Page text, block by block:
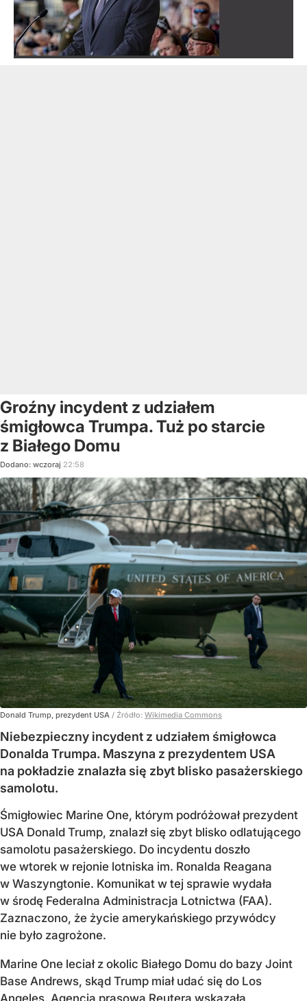
Groźny incydent z udziałem
śmigłowca Trumpa. Tuż po starcie
z Białego Domu
Dodano: wczoraj 22:58
Donald Trump, prezydent USA / Źródło: Wikimedia Commons
Niebezpieczny incydent z udziałem śmigłowca
Donalda Trumpa. Maszyna z prezydentem USA
na pokładzie znalazła się zbyt blisko pasażerskiego
samolotu.
Śmigłowiec Marine One, którym podróżował prezydent
USA Donald Trump, znalazł się zbyt blisko odlatującego
samolotu pasażerskiego. Do incydentu doszło
we wtorek w rejonie lotniska im. Ronalda Reagana
w Waszyngtonie. Komunikat w tej sprawie wydała
w środę Federalna Administracja Lotnictwa (FAA).
Zaznaczono, że życie amerykańskiego przywódcy
nie było zagrożone.
Marine One leciał z okolic Białego Domu do bazy Joint
Base Andrews, skąd Trump miał udać się do Los
Angeles. Agencja prasowa Reutera wskazała,